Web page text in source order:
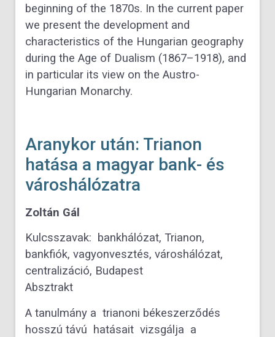
beginning of the 1870s. In the current paper
we present the development and
characteristics of the Hungarian geography
during the Age of Dualism (1867–1918), and
in particular its view on the Austro-
Hungarian Monarchy.
Aranykor után: Trianon
hatása a magyar bank- és
városhálózatra
Zoltán Gál
Kulcsszavak: bankhálózat, Trianon,
bankfiók, vagyonvesztés, városhálózat,
centralizáció, Budapest
Absztrakt
A tanulmány a trianoni békeszerződés
hosszú távú hatásait vizsgálja a